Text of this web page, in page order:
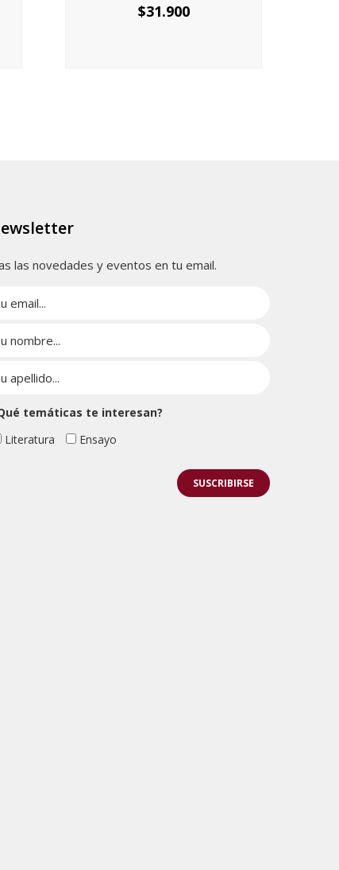
$31.900
las novedades y eventos en tu email.
temáticas te interesan?
Literatura
Ensayo